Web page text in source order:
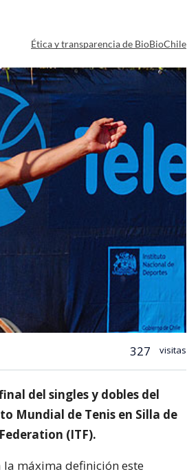
Ética y transparencia de BioBioChile
327 visitas
del singles y dobles del
Mundial de Tenis en Silla de
(ITF).
la máxima definición este